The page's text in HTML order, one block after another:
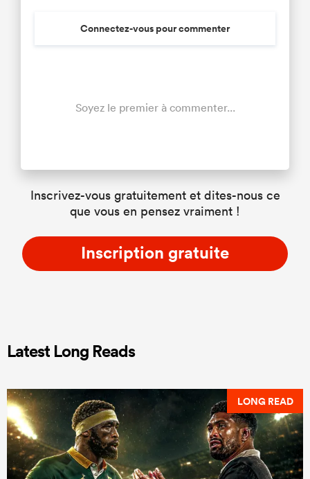
Connectez-vous pour commenter
Soyez le premier à commenter...
Inscrivez-vous gratuitement et dites-nous ce
que vous en pensez vraiment !
Inscription gratuite
Latest Long Reads
LONG READ